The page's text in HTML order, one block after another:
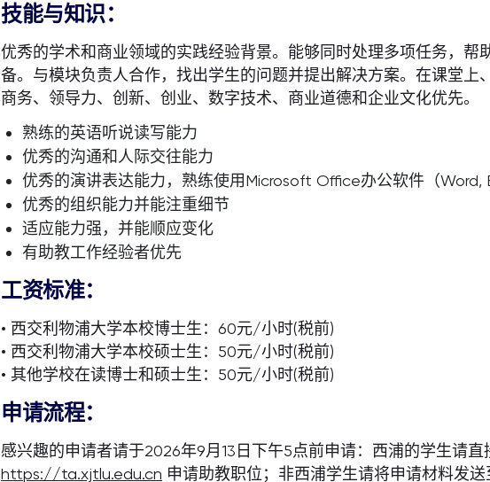
技能与知识：
优秀的学术和商业领域的实践经验背景。能够同时处理多项任务，帮
备。与模块负责人合作，找出学生的问题并提出解决方案。在课堂上
商务、领导力、创新、创业、数字技术、商业道德和企业文化优先。
熟练的英语听说读写能力
优秀的沟通和人际交往能力
优秀的演讲表达能力，熟练使用Microsoft Office办公软件（Word,
优秀的组织能力并能注重细节
适应能力强，并能顺应变化
有助教工作经验者优先
工资标准：
• 西交利物浦大学本校博士生：60元/小时(税前)
• 西交利物浦大学本校硕士生：50元/小时(税前)
• 其他学校在读博士和硕士生：50元/小时(税前)
申请流程：
感兴趣的申请者请于2026年9月13日下午5点前申请：西浦的学生请直
https://ta.xjtlu.edu.cn 申请助教职位；非西浦学生请将申请材料发